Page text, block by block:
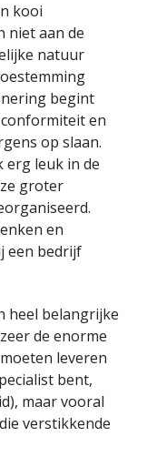
kooi
niet aan de
natuur
begint
en
op slaan.
erg leuk in de
groter
en
een bedrijf
heel belangrijke
de enorme
leveren
bent,
maar vooral
verstikkende